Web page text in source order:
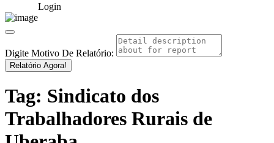
Login
Digite Motivo De Relatório:
Relatório Agora!
Tag: Sindicato dos
Trabalhadores Rurais de